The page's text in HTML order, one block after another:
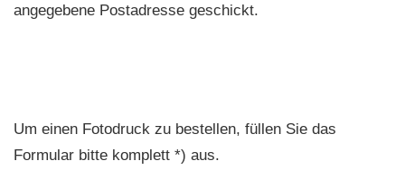
angegebene Postadresse geschickt.
Um einen Fotodruck zu bestellen, füllen Sie das
Formular bitte komplett *) aus.